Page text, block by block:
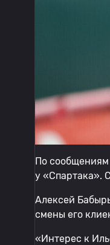
По
у «Спартака».
Алексей
смены его
«Интерес к